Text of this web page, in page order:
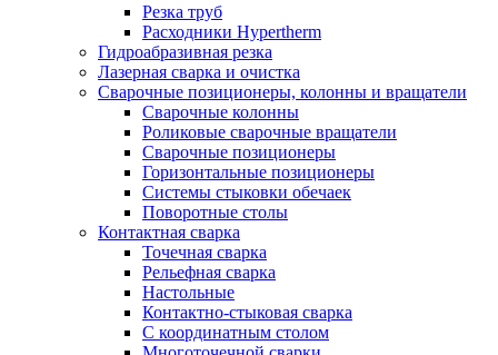
Резка труб
Расходники Hypertherm
Гидроабразивная резка
Лазерная сварка и очистка
Сварочные позиционеры, колонны и вращатели
Сварочные колонны
Роликовые сварочные вращатели
Сварочные позиционеры
Горизонтальные позиционеры
Системы стыковки обечаек
Поворотные столы
Контактная сварка
Точечная сварка
Рельефная сварка
Настольные
Контактно-стыковая сварка
С координатным столом